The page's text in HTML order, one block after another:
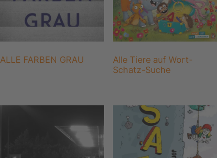
ALLE FARBEN GRAU
Alle Tiere auf Wort-
Schatz-Suche